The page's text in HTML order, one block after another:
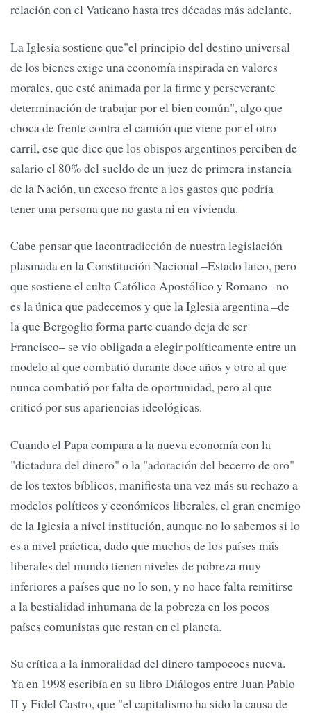
relación con el Vaticano hasta tres décadas más adelante.
La Iglesia sostiene que"el principio del destino universal
de los bienes exige una economía inspirada en valores
morales, que esté animada por la firme y perseverante
determinación de trabajar por el bien común", algo que
choca de frente contra el camión que viene por el otro
carril, ese que dice que los obispos argentinos perciben de
salario el 80% del sueldo de un juez de primera instancia
de la Nación, un exceso frente a los gastos que podría
tener una persona que no gasta ni en vivienda.
Cabe pensar que lacontradicción de nuestra legislación
plasmada en la Constitución Nacional –Estado laico, pero
que sostiene el culto Católico Apostólico y Romano– no
es la única que padecemos y que la Iglesia argentina –de
la que Bergoglio forma parte cuando deja de ser
Francisco– se vio obligada a elegir políticamente entre un
modelo al que combatió durante doce años y otro al que
nunca combatió por falta de oportunidad, pero al que
criticó por sus apariencias ideológicas.
Cuando el Papa compara a la nueva economía con la
"dictadura del dinero" o la "adoración del becerro de oro"
de los textos bíblicos, manifiesta una vez más su rechazo a
modelos políticos y económicos liberales, el gran enemigo
de la Iglesia a nivel institución, aunque no lo sabemos si lo
es a nivel práctica, dado que muchos de los países más
liberales del mundo tienen niveles de pobreza muy
inferiores a países que no lo son, y no hace falta remitirse
a la bestialidad inhumana de la pobreza en los pocos
países comunistas que restan en el planeta.
Su crítica a la inmoralidad del dinero tampocoes nueva.
Ya en 1998 escribía en su libro Diálogos entre Juan Pablo
II y Fidel Castro, que "el capitalismo ha sido la causa de